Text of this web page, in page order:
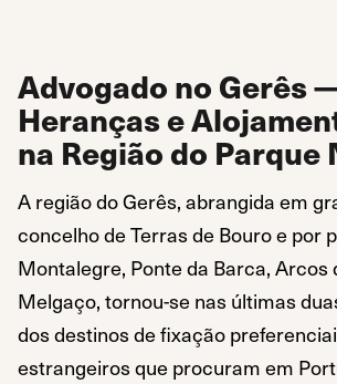
Advogado no Gerês
Heranças e
na Região do Parque
A região do Gerês, abrangida em
concelho de Terras de Bouro e por
Montalegre, Ponte da Barca, Arcos
Melgaço, tornou-se nas últimas
dos destinos de fixação
estrangeiros que procuram em